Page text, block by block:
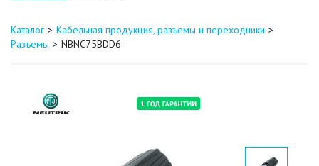
Каталог
Кабельная продукция, разъемы и переходники
Разъемы
NBNC75BDD6